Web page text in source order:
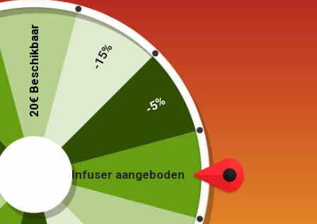
Grote Japanse theepot
Tokoname 800ml
75,00
In winkelwagen
45,00
Infuser aangeboden
20€ Beschikbaar -15%
-5%